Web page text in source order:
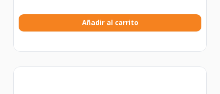
Añadir al carrito